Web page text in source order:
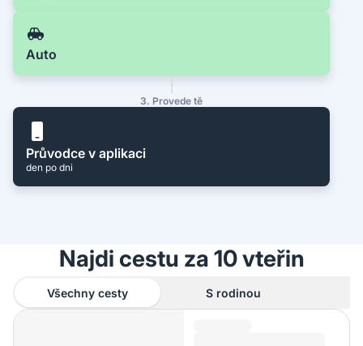
Auto
3. Provede tě
Průvodce v aplikaci
den po dni
Najdi cestu za 10 vteřin
Všechny cesty S rodinou